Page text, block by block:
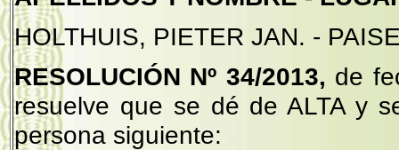
HOLTHUIS, PIETER JAN. -
RESOLUCIÓN Nº 34/2013, de
resuelve que se dé de ALTA y
persona siguiente: